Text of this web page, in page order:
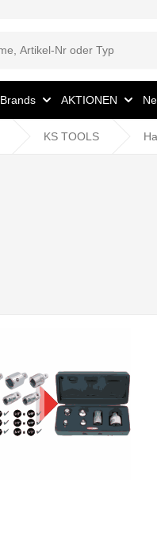
Brands AKTIONEN
KS TOOLS